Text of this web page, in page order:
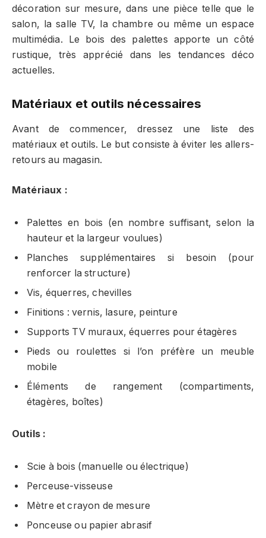
décoration sur mesure, dans une pièce telle que le
salon, la salle TV, la chambre ou même un espace
multimédia. Le bois des palettes apporte un côté
rustique, très apprécié dans les tendances déco
actuelles.
Matériaux et outils nécessaires
Avant de commencer, dressez une liste des
matériaux et outils. Le but consiste à éviter les allers-
retours au magasin.
Matériaux :
Palettes en bois (en nombre suffisant, selon la
hauteur et la largeur voulues)
Planches supplémentaires si besoin (pour
renforcer la structure)
Vis, équerres, chevilles
Finitions : vernis, lasure, peinture
Supports TV muraux, équerres pour étagères
Pieds ou roulettes si l’on préfère un meuble
mobile
Éléments de rangement (compartiments,
étagères, boîtes)
Outils :
Scie à bois (manuelle ou électrique)
Perceuse-visseuse
Mètre et crayon de mesure
Ponceuse ou papier abrasif